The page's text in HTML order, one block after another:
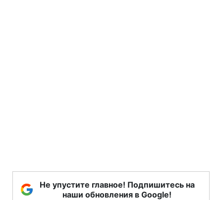
Не упустите главное! Подпишитесь на
наши обновления в Google!